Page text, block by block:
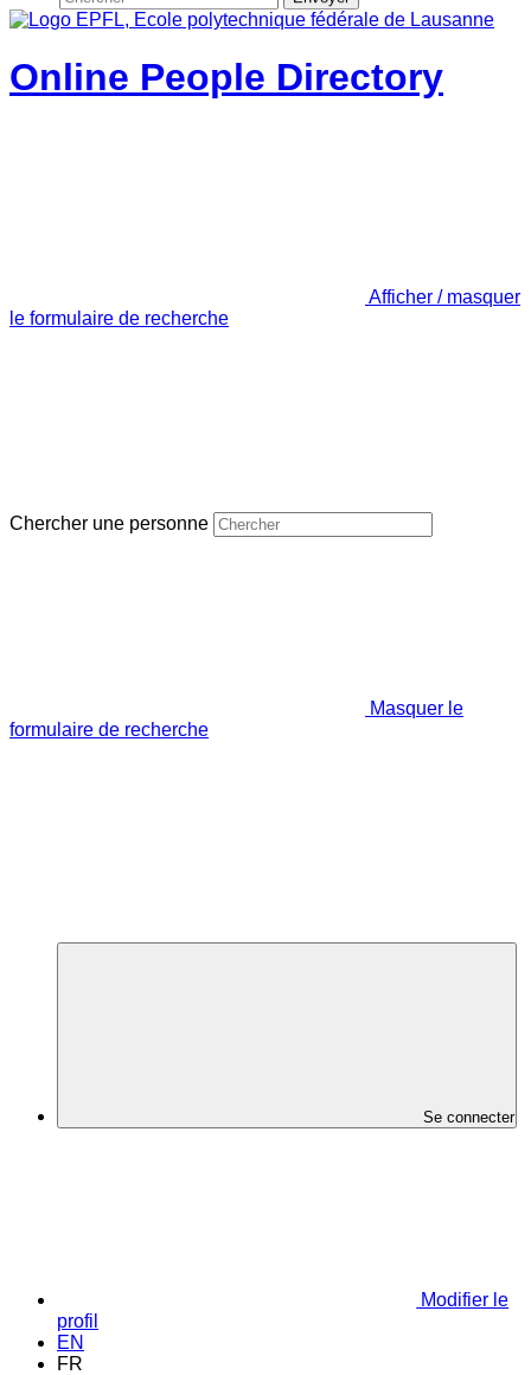
Online People Directory
Afficher / masquer
le formulaire de recherche
Chercher une personne
Masquer le
formulaire de recherche
Se connecter
Modifier le
profil
EN
FR